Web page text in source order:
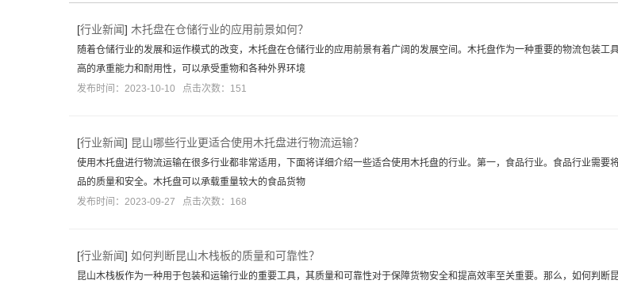
[行业新闻] 木托盘在仓储行业的应用前景如何？
随着仓储行业的发展和运作模式的改变，木托盘在仓储行业的应用前景有着广阔的发展空间。木托盘作为一种重要的物流包装
高的承重能力和耐用性，可以承受重物和各种外界环境
发布时间：2023-10-10 点击次数：151
[行业新闻] 昆山哪些行业更适合使用木托盘进行物流运输？
使用木托盘进行物流运输在很多行业都非常适用，下面将详细介绍一些适合使用木托盘的行业。第一，食品行业。食品行业需
品的质量和安全。木托盘可以承载重量较大的食品货物
发布时间：2023-09-27 点击次数：168
[行业新闻] 如何判断昆山木栈板的质量和可靠性？
昆山木栈板作为一种用于包装和运输行业的重要工具，其质量和可靠性对于保障货物安全和提高效率至关重要。那么，如何判